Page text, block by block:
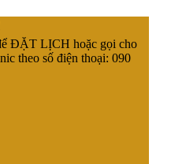
ĐẶT LỊCH hoặc gọi cho
theo số điện thoại: 090